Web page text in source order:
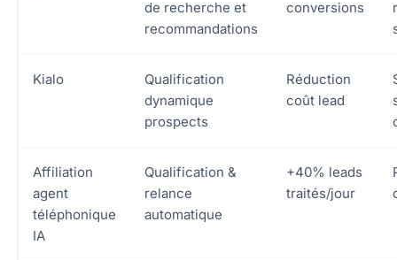
de recherche et
recommandations
conversions
Kialo
Qualification
dynamique
prospects
Réduction
coût lead
Affiliation
agent
téléphonique
IA
Qualification &
relance
automatique
+40% leads
traités/jour